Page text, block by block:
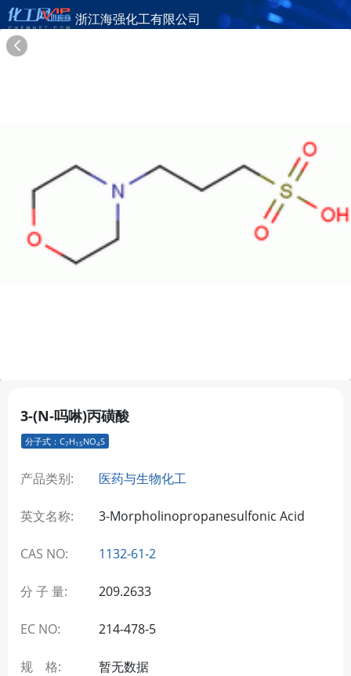
浙江海强化工有限公司
ZHEJIANG HAIQIANG CHEMICAL CO.,LTD.
在线询盘
3-(N-吗啉)丙磺酸
分子式：C7H15NO4S
产品类别: 医药与生物化工
英文名称: 3-Morpholinopropanesulfonic Acid
CAS NO: 1132-61-2
分 子 量: 209.2633
EC NO: 214-478-5
规 格: 暂无数据